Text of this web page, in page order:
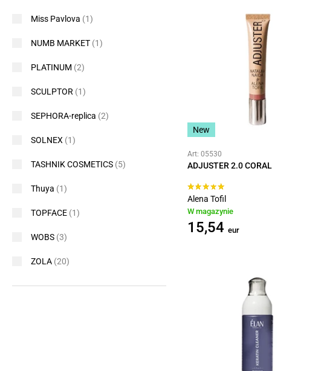
New
Art: 05530
ADJUSTER 2.0 CORAL
Alena Tofil
W magazynie
15,54 eur
Miss Pavlova (1)
NUMB MARKET (1)
PLATINUM (2)
SCULPTOR (1)
SEPHORA-replica (2)
SOLNEX (1)
TASHNIK COSMETICS (5)
Thuya (1)
TOPFACE (1)
WOBS (3)
ZOLA (20)